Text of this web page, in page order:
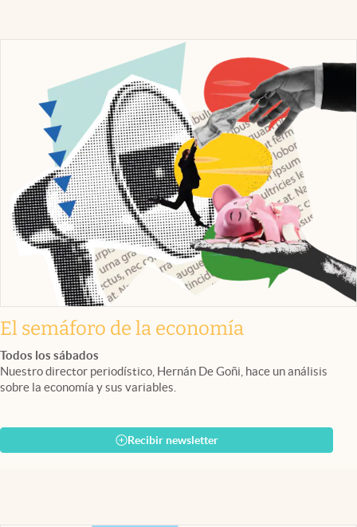
El semáforo de la economía
Todos los sábados
Nuestro director periodístico, Hernán De Goñi, hace un análisis
sobre la economía y sus variables.
Recibir newsletter